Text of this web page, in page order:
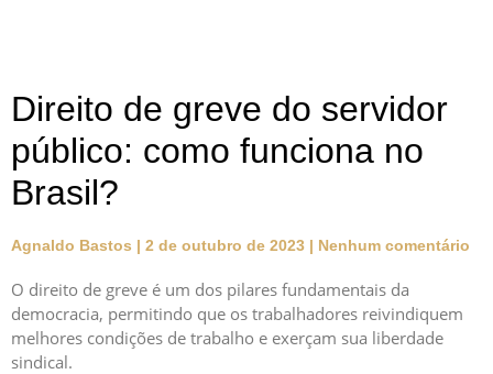
Direito de greve do servidor
público: como funciona no
Brasil?
Agnaldo Bastos 2 de outubro de 2023 Nenhum comentário
O direito de greve é um dos pilares fundamentais da
democracia, permitindo que os trabalhadores reivindiquem
melhores condições de trabalho e exerçam sua liberdade
sindical.